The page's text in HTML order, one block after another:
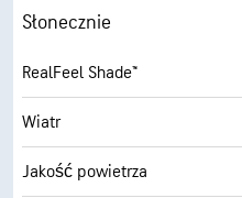
Porywy wiatru
Wilgotność
Punkt rosy
AccuLumen Brightness Index™
Słonecznie
RealFeel Shade™
Wiatr
Jakość powietrza